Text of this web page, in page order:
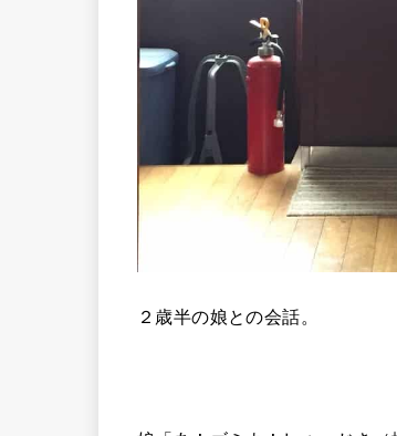
２歳半の娘との会話。